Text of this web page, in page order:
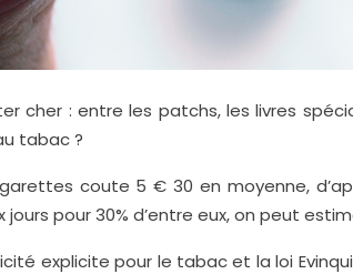
cher : entre les patchs, les livres
tabac ?
coute 5 € 30 en moyenne,
pour 30% d’entre eux, on peut
explicite pour le tabac et la loi